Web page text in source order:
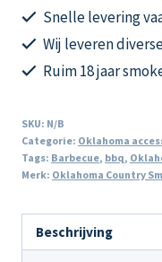
aantalSnelle levering
Wij leveren
Ruim 18 jaar
SKU: N/B
Categorie: Oklahoma
Tags: Barbecue, bbq,
Merk: Oklahoma Country
Beschrijving